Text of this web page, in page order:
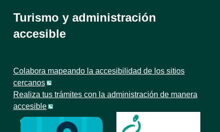
Turismo y administración
accesible
Colabora mapeando la accesibilidad de los sitios
cercanos
Realiza tus trámites con la administración de manera
accesible